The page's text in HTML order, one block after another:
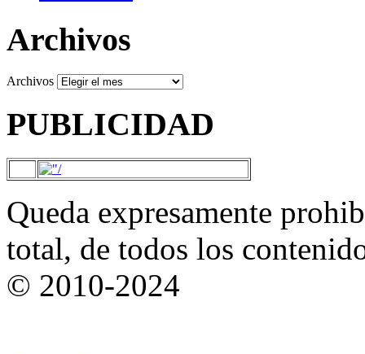
Archivos
Archivos
PUBLICIDAD
Queda expresamente
total, de todos los
© 2010-2024